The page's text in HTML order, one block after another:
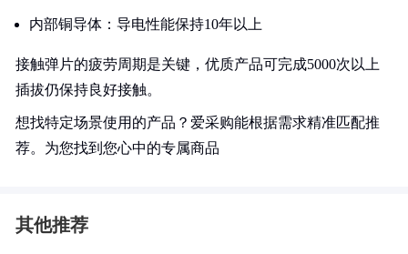
内部铜导体：导电性能保持10年以上
接触弹片的疲劳周期是关键，优质产品可完成5000次以上
插拔仍保持良好接触。
想找特定场景使用的产品？爱采购能根据需求精准匹配推
荐。为您找到您心中的专属商品
其他推荐